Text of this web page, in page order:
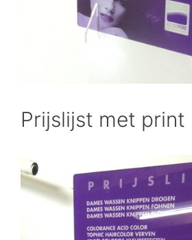
Prijslijst met print